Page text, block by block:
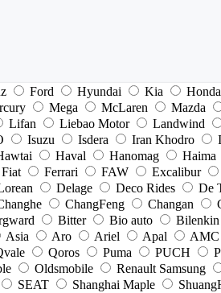
Ford Hyundai Kia Honda
Mega McLaren Mazda
Lifan Liebao Motor Landwind
Isuzu Isdera Iran Khodro
Haval Hanomag Haima
Fiat Ferrari FAW Excalibur
Delage Deco Rides De
ChangFeng Changan
Bitter Bio auto Bilenkin
Asia Aro Ariel Apal AMC
Qoros Puma PUCH
Oldsmobile Renault Samsung
SEAT Shanghai Maple